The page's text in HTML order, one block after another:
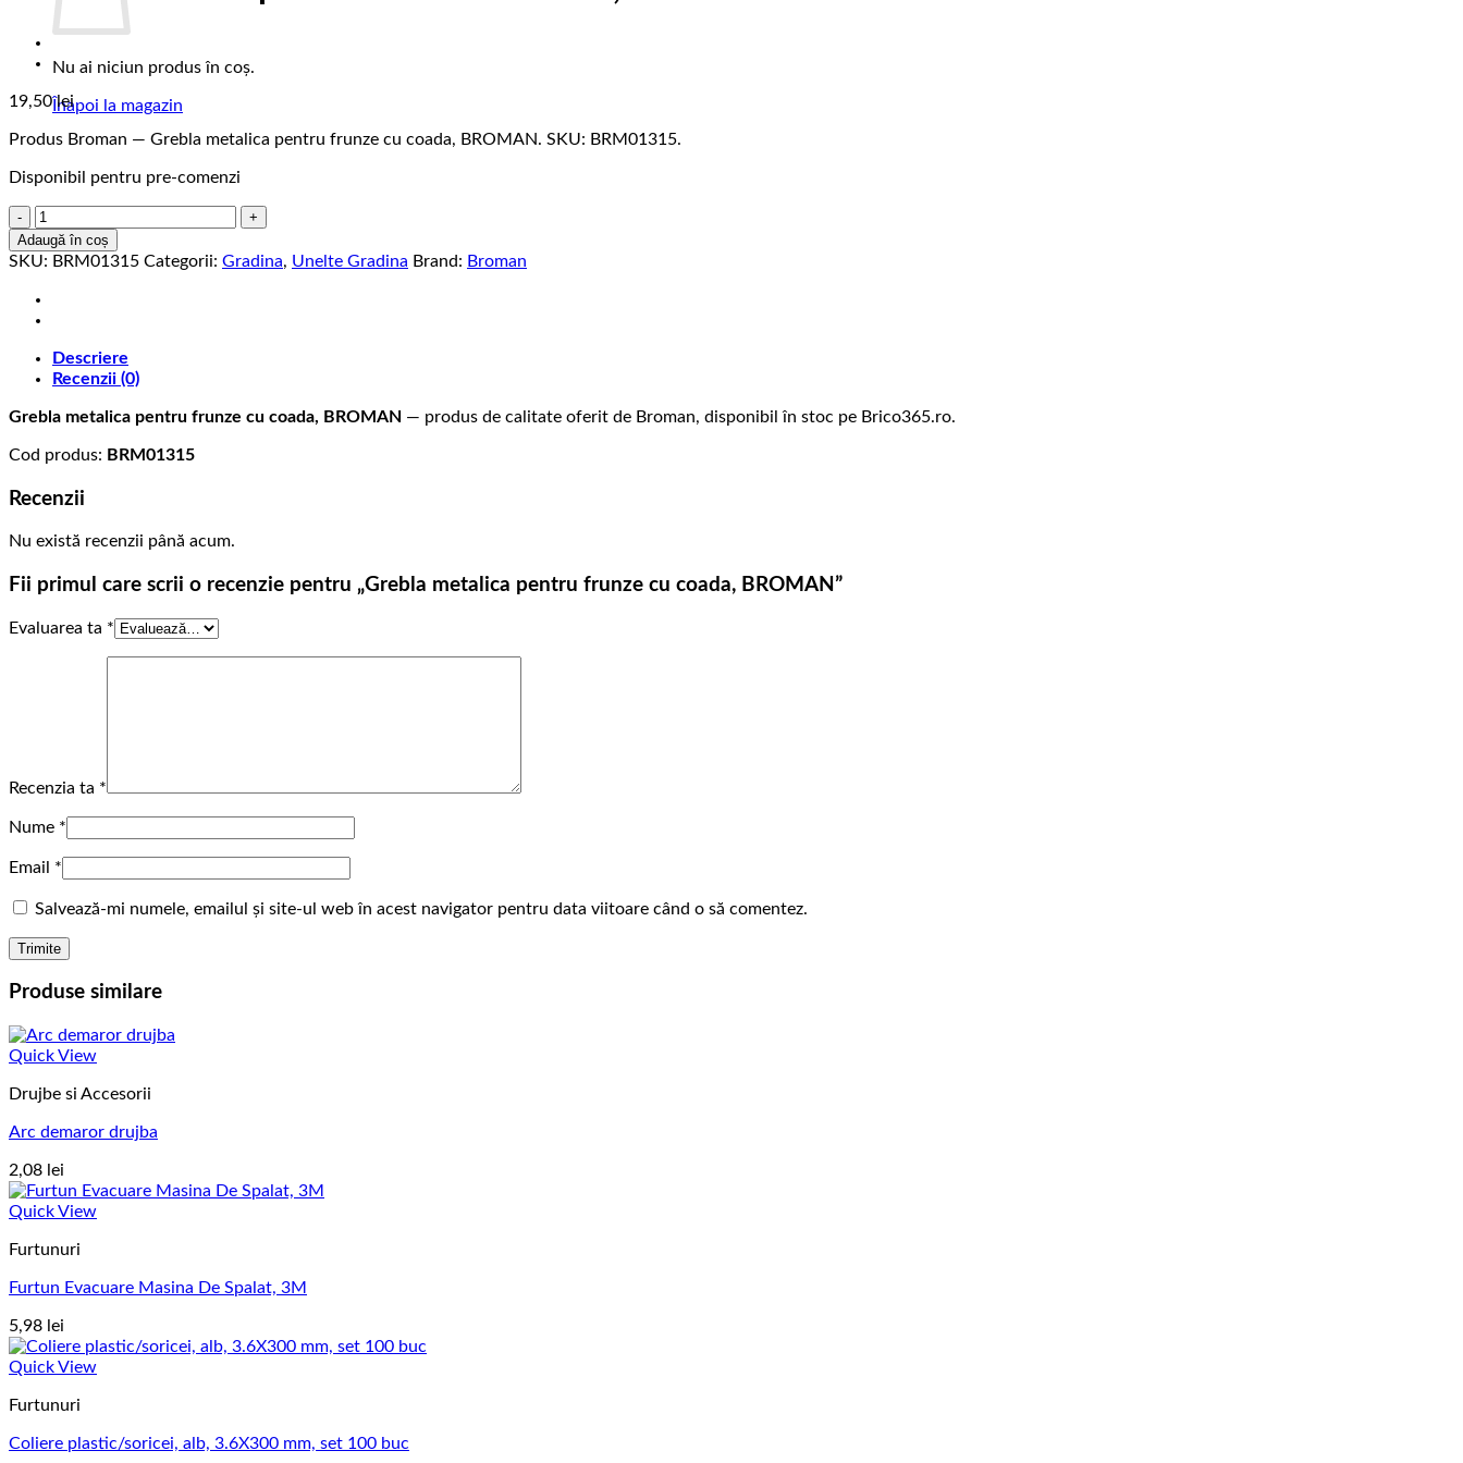
Nu ai niciun produs în coș.
Înapoi la magazin
19,50lei
Produs Broman — Grebla metalica pentru frunze cu coada, BROMAN. SKU: BRM01315.
Disponibil pentru pre-comenzi
Cantitate
Grebla
metalica
frunze
cu
BROMAN
Adaugă în coș
SKU: BRM01315 Categorii: Gradina, Unelte Gradina Brand: Broman
Descriere
Recenzii (0)
Grebla metalica pentru frunze cu coada, BROMAN — produs de calitate oferit de Broman, disponibil în stoc pe Brico365.ro.
Cod produs: BRM01315
Recenzii
Nu există recenzii până acum.
Fii primul care scrii o recenzie pentru „Grebla metalica pentru frunze cu coada, BROMAN”
Evaluarea ta *
Recenzia ta *
Nume *
Email *
Salvează-mi numele, emailul și site-ul web în acest navigator pentru data viitoare când o să comentez.
Produse similare
Quick View
Drujbe si Accesorii
Arc demaror drujba
2,08 lei
Quick View
Furtunuri
Furtun Evacuare Masina De Spalat, 3M
5,98 lei
Quick View
Furtunuri
Coliere plastic/soricei, alb, 3.6X300 mm, set 100 buc